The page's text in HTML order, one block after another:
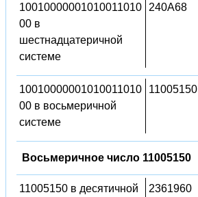
10010000001010011010
00 в
шестнадцатеричной
системе
240A68
10010000001010011010
00 в восьмеричной
системе
11005150
Восьмеричное число 11005150
11005150 в десятичной 2361960